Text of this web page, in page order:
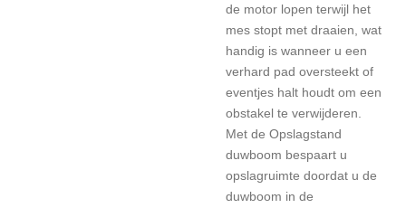
de motor lopen terwijl het
mes stopt met draaien, wat
handig is wanneer u een
verhard pad oversteekt of
eventjes halt houdt om een
obstakel te verwijderen.
Met de Opslagstand
duwboom bespaart u
opslagruimte doordat u de
duwboom in de